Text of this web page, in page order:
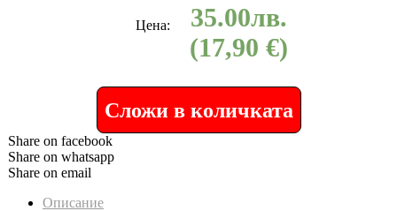
Цена: 35.00лв.
(17,90 €)
Сложи в количката
Share on facebook
Share on whatsapp
Share on email
Описание